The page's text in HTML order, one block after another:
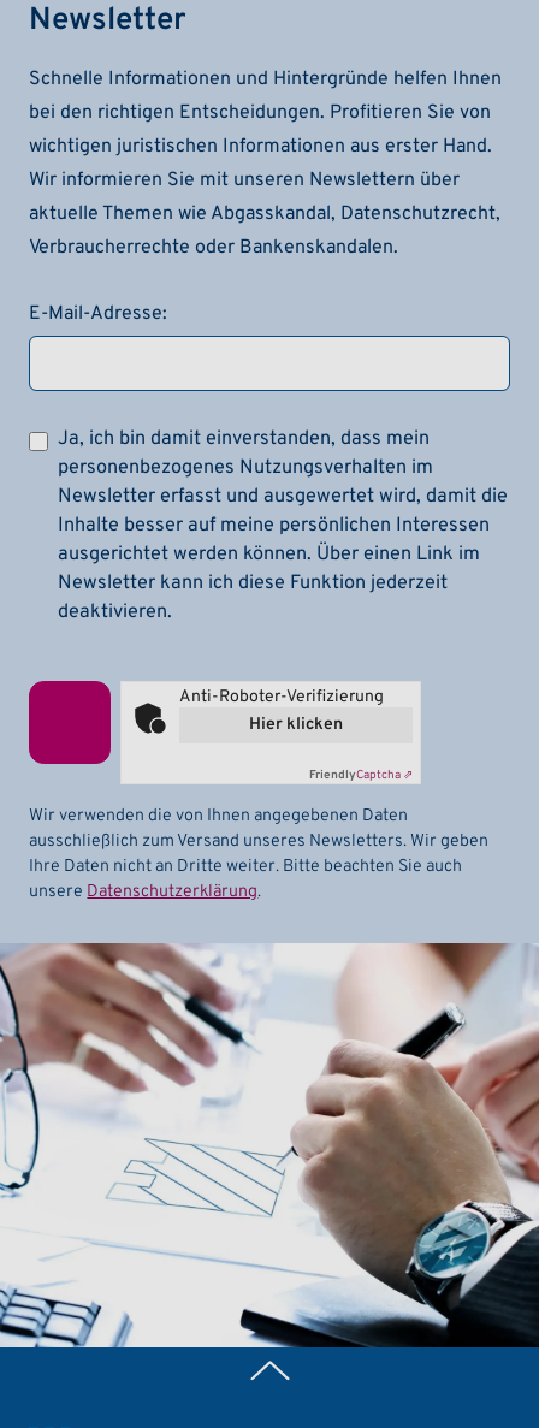
Newsletter
Schnelle Informationen und Hintergründe helfen Ihnen
bei den richtigen Entscheidungen. Profitieren Sie von
wichtigen juristischen Informationen aus erster Hand.
Wir informieren Sie mit unseren Newslettern über
aktuelle Themen wie Abgasskandal, Datenschutzrecht,
Verbraucherrechte oder Bankenskandalen.
E-Mail-Adresse:
Ja, ich bin damit einverstanden, dass mein
personenbezogenes Nutzungsverhalten im
Newsletter erfasst und ausgewertet wird, damit die
Inhalte besser auf meine persönlichen Interessen
ausgerichtet werden können. Über einen Link im
Newsletter kann ich diese Funktion jederzeit
deaktivieren.
Anti-Roboter-Verifizierung
Hier klicken
FriendlyCaptcha ⇗
Wir verwenden die von Ihnen angegebenen Daten
ausschließlich zum Versand unseres Newsletters. Wir geben
Ihre Daten nicht an Dritte weiter. Bitte beachten Sie auch
unsere Datenschutzerklärung.
Zurück nach oben